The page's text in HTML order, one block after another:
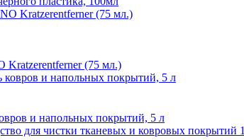
Kratzerentferner (75 мл.)
и напольных покрытий, 5 л